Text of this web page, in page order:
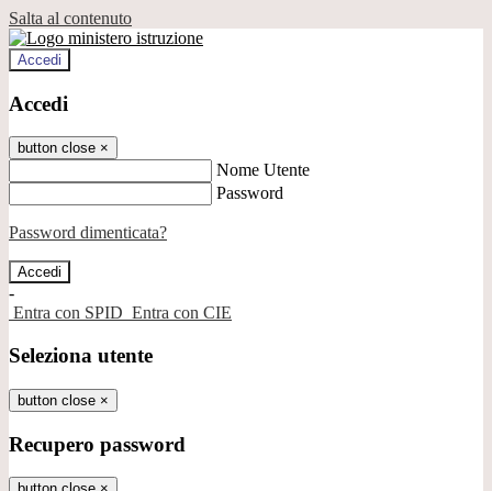
Salta al contenuto
Accedi
Accedi
button close ×
Nome Utente
Password
Password dimenticata?
-
Entra con SPID Entra con CIE
Seleziona utente
button close ×
Recupero password